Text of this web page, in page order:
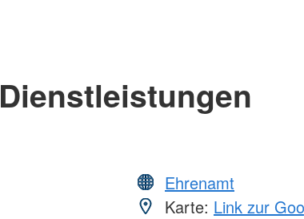
Dienstleistungen
Ehrenamt
Karte: Link zur